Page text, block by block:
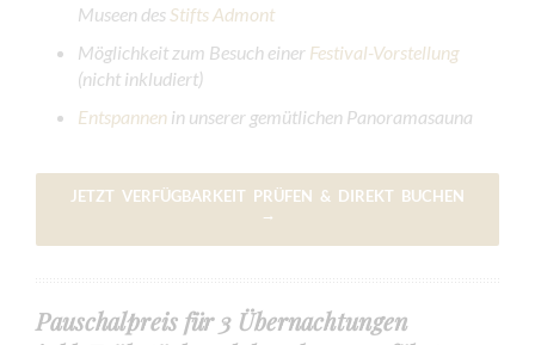
Museen des Stifts Admont
Möglichkeit zum Besuch einer Festival-Vorstellung
(nicht inkludiert)
Entspannen in unserer gemütlichen Panoramasauna
JETZT VERFÜGBARKEIT PRÜFEN & DIREKT BUCHEN
→
Pauschalpreis für 3 Übernachtungen